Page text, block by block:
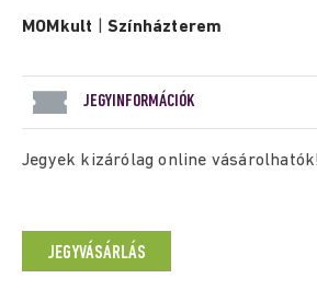
MOMkult |Színházterem
JEGYINFORMÁCIÓK
Jegyek kizárólag online vásárolhatók!
JEGYVÁSÁRLÁS